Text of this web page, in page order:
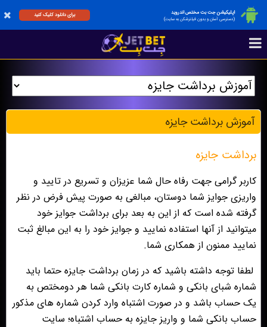
اپلیکیشن جت بت مختص اندروید
(دسترسی آسان و بدون فیلترشکن به سایت)
برای دانلود کلیک کنید
آموزش برداشت جایزه
برداشت جایزه
کاربر گرامی جهت رفاه حال شما عزیزان و تسریع در تایید و
واریزی جوایز شما دوستان، مبالغی به صورت پیش فرض در نظر
گرفته شده است که از این به بعد برای برداشت جوایز خود
میتوانید از آنها استفاده نمایید و جوایز خود را به این مبالغ ثبت
نمایید ممنون از همکاری شما.
لطفا توجه داشته باشید که در زمان برداشت جایزه حتما باید
شماره شبای بانکی و شماره کارت بانکی شما هر دومختص به
یک حساب باشد و در صورت اشتباه وارد کردن شماره های مذکور
حساب بانکی شما و واریز جایزه به حساب اشتباه؛ سایت